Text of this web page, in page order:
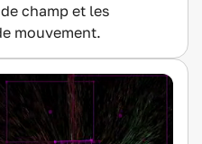
champ et les
mouvement.